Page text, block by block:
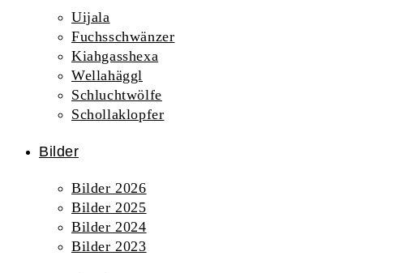
Uijala
Fuchsschwänzer
Kiahgasshexa
Wellahäggl
Schluchtwölfe
Schollaklopfer
Bilder
Bilder 2026
Bilder 2025
Bilder 2024
Bilder 2023